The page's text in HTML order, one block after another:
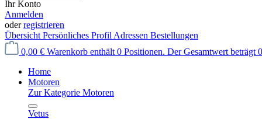
Ihr Konto
Anmelden
oderregistrieren
Übersicht Persönliches Profil Adressen Bestellungen
0,00 € Warenkorb enthält 0 Positionen. Der Gesamtwert beträgt
Home
Motoren
Zur Kategorie Motoren
Vetus